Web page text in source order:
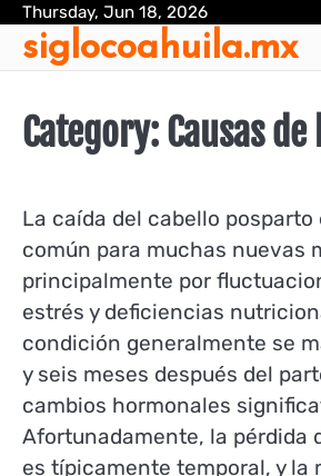
Skip
content
Thursday, Jun 18, 2026
siglocoahuila.mx
Category:Causas
La caída del cabello
común para muchas nuevas
principalmente por
estrés y deficiencias
condición generalmente se
y seis meses después del
cambios hormonales
Afortunadamente, la pérdida
es típicamente temporal, y la